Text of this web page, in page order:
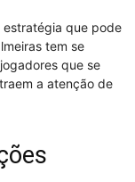
estratégia que pode
tem se
que se
a atenção de